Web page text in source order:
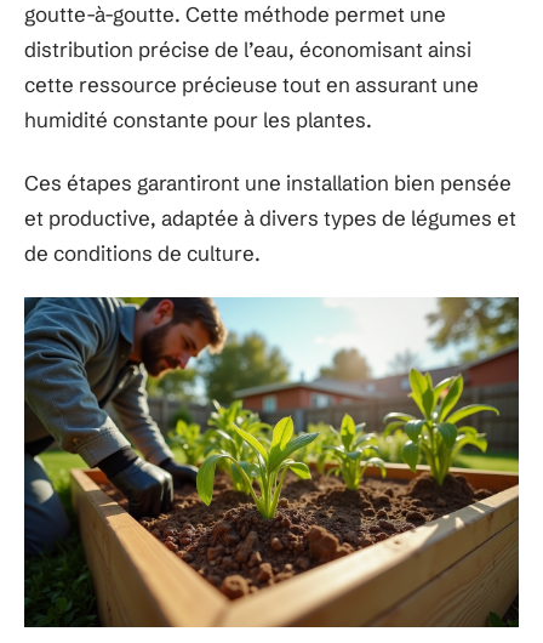
goutte-à-goutte. Cette méthode permet une
distribution précise de l’eau, économisant ainsi
cette ressource précieuse tout en assurant une
humidité constante pour les plantes.
Ces étapes garantiront une installation bien pensée
et productive, adaptée à divers types de légumes et
de conditions de culture.